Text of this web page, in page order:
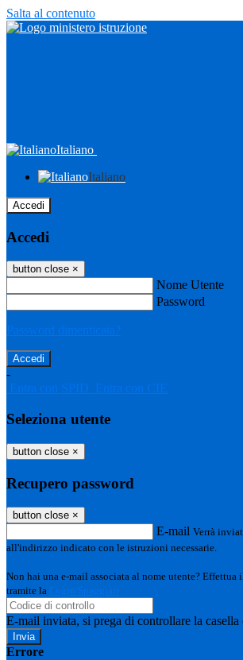
Salta al contenuto
Italiano
Italiano
Accedi
Accedi
button close ×
Nome Utente
Password
Password dimenticata?
-
Entra con SPID
Entra con CIE
Seleziona utente
button close ×
Recupero password
button close ×
E-mail Verrà
all'indirizzo indicato con le istruzioni necessarie.
Non hai una e-mail associata al nome utente? Effettua
tramite la Login Spaggiari
E-mail inviata, si prega di controllare la casella
Errore